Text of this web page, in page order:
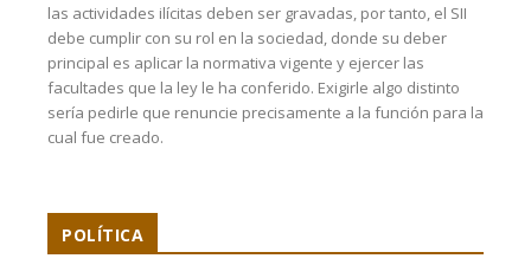
las actividades ilícitas deben ser gravadas, por tanto, el SII
debe cumplir con su rol en la sociedad, donde su deber
principal es aplicar la normativa vigente y ejercer las
facultades que la ley le ha conferido. Exigirle algo distinto
sería pedirle que renuncie precisamente a la función para la
cual fue creado.
POLÍTICA